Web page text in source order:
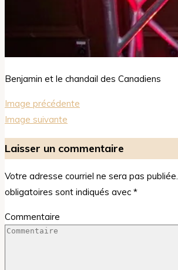
Benjamin et le chandail des Canadiens
Image précédente
Image suivante
Laisser un commentaire
Votre adresse courriel ne sera pas publiée.
obligatoires sont indiqués avec *
Commentaire